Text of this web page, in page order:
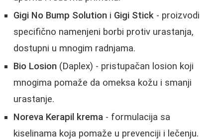
Gigi No Bump Solution i Gigi Stick - proizvodi
specifično namenjeni borbi protiv urastanja,
dostupni u mnogim radnjama.
Bio Losion (Daplex) - pristupačan losion koji
mnogima pomaže da omeksa kožu i smanji
urastanje.
Noreva Kerapil krema - formulacija sa
kiselinama koja pomaže u prevenciji i lečenju.